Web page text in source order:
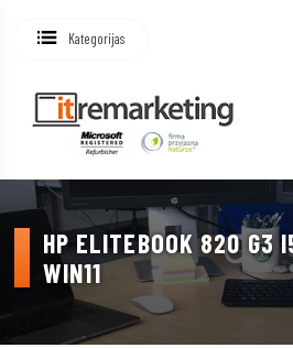
Kategorijas
HP ELITEBOOK 820 G3
WIN11